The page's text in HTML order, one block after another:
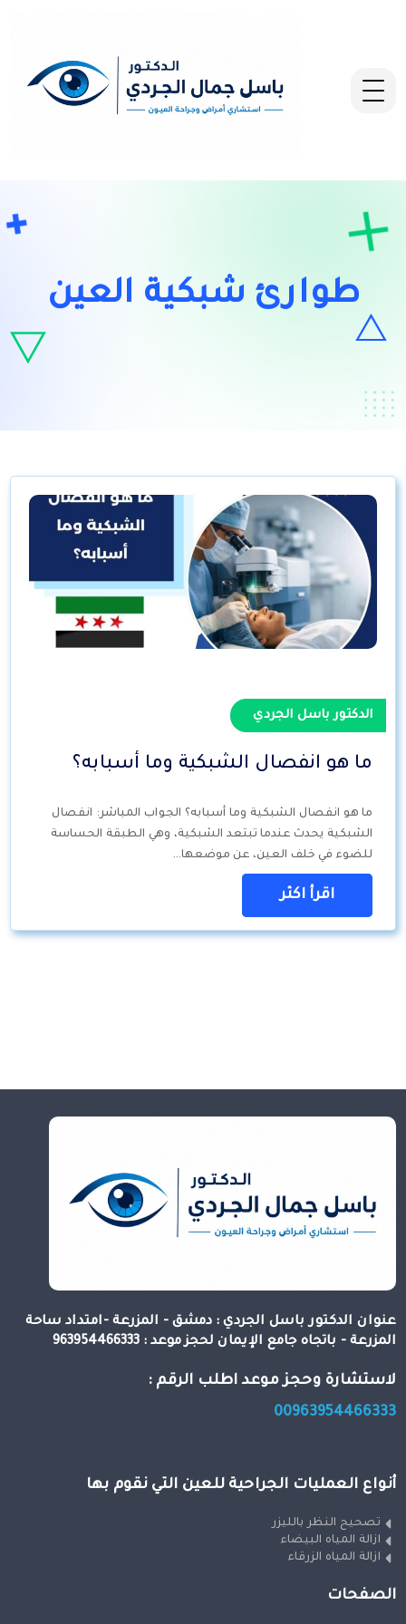
طوارئ شبكية العين
الدكتور باسل الجردي
ما هو انفصال الشبكية وما أسبابه؟
ما هو انفصال الشبكية وما أسبابه؟ الجواب المباشر: انفصال
الشبكية يحدث عندما تبتعد الشبكية، وهي الطبقة الحساسة
للضوء في خلف العين، عن موضعها…
اقرأ اكثر
عنوان الدكتور باسل الجردي : دمشق - المزرعة -امتداد ساحة
المزرعة - باتجاه جامع الإيمان لحجز موعد : 963954466333
لاستشارة وحجز موعد اطلب الرقم :
00963954466333
أنواع العمليات الجراحية للعين التي نقوم بها
تصحيح النظر بالليزر
ازالة المياه البيضاء
ازالة المياه الزرقاء
الصفحات